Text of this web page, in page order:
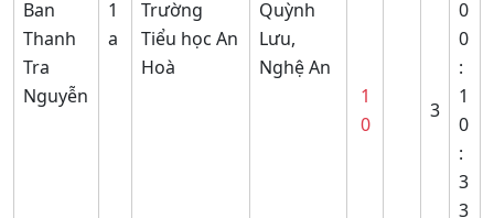
Ban
Thanh
Tra
Nguyễn
1
a
Trường
Tiểu học An
Hoà
Quỳnh
Lưu,
Nghệ An
1
0
3
0
0
:
1
0
:
3
3